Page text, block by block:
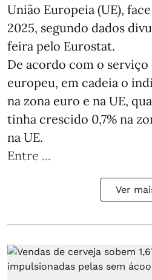
União Europeia (UE),
2025, segundo dados
feira pelo Eurostat.
De acordo com o
europeu, em cadeia o
na zona euro e na UE,
tinha crescido 0,7% na
na UE.
Entre ...
Ver